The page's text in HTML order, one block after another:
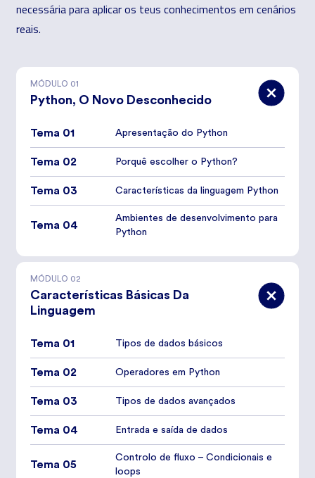
necessária para aplicar os teus conhecimentos em cenários
reais.
MÓDULO 01
Python, O Novo Desconhecido
Tema 01 Apresentação do Python
Tema 02 Porquê escolher o Python?
Tema 03 Características da linguagem Python
Tema 04
Ambientes de desenvolvimento para
Python
MÓDULO 02
Características Básicas Da
Linguagem
Tema 01 Tipos de dados básicos
Tema 02 Operadores em Python
Tema 03 Tipos de dados avançados
Tema 04 Entrada e saída de dados
Tema 05
Controlo de fluxo – Condicionais e
loops